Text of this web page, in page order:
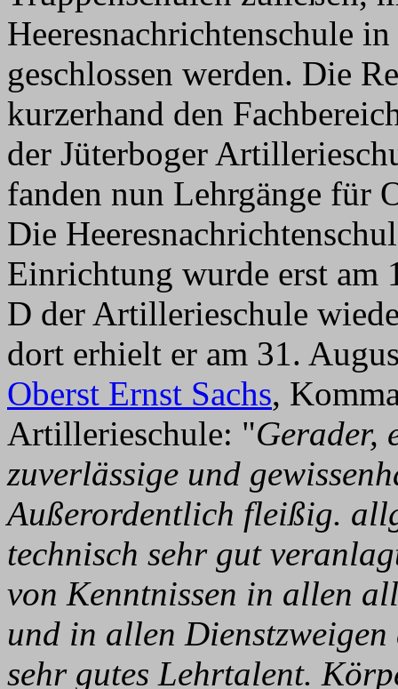
Heeresnachrichtenschule
geschlossen werden. Die
kurzerhand den
der Jüterboger
fanden nun Lehrgänge für
Die
Einrichtung wurde erst am
D der Artillerieschule
dort erhielt er am 31.
Oberst Ernst Sachs,
Artillerieschule: "Gerader,
zuverlässige und
Außerordentlich fleißig.
technisch sehr gut
von Kenntnissen in allen
und in allen
sehr gutes Lehrtalent.